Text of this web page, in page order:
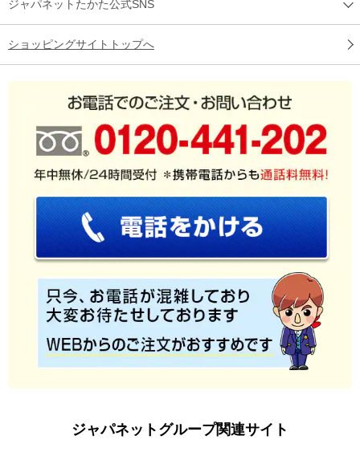
ジャパネットたかた公式SNS
ショッピングサイトトップへ
ジャパネットグループ関連サイト